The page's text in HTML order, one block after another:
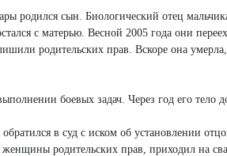
родился сын. Биологический отец
с матерью. Весной 2005 года они
родительских прав. Вскоре она
боевых задач. Через год его тело
в суд с иском об установлении
родительских прав, приходил на